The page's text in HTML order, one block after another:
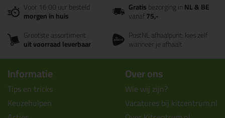
Voor 16:00 uur besteld
morgen in huis
Gratisbezorging inNL & BE
vanaf75,-
Grootste assortiment
uit voorraad leverbaar
PostNL afhaalpunt: kies zelf
wanneer je afhaalt
Informatie
Tips en tricks
Keuzehulpen
Over ons
Wie wij zijn?
Vacatures bij kitcentrum.nl